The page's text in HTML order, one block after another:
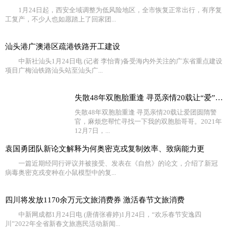
1月24日起，西安全域调整为低风险地区，全市恢复正常出行，有序复
工复产，不少人也如愿踏上了回家团...
汕头港广澳港区疏港铁路开工建设
中新社汕头1月24日电 (记者 李怡青)备受海内外关注的广东省重点建设
项目广梅汕铁路汕头站至汕头广...
失散48年双胞胎重逢 寻觅亲情20载让“爱”团圆
失散48年双胞胎重逢 寻觅亲情20载让爱团圆隋警
官，麻烦您帮忙寻找一下我的双胞胎哥哥。2021年
12月7日，...
袁国勇团队新论文解释为何奥密克戎复制效率、致病能力更
一篇近期经同行评议并被接受、发表在《自然》的论文，介绍了新冠
病毒奥密克戎变种在小鼠模型中的复...
四川将发放1170余万元文旅消费券 激活春节文旅消费
中新网成都1月24日电 (唐倩张睿婷)1月24日，“欢乐春节安逸四
川”2022年全省新春文旅惠民活动新闻...